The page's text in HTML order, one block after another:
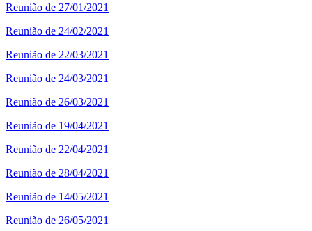
Reunião de 27/01/2021
Reunião de 24/02/2021
Reunião de 22/03/2021
Reunião de 24/03/2021
Reunião de 26/03/2021
Reunião de 19/04/2021
Reunião de 22/04/2021
Reunião de 28/04/2021
Reunião de 14/05/2021
Reunião de 26/05/2021